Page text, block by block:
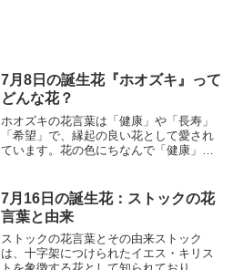
7月8日の誕生花『ホオズキ』って
どんな花？
ホオズキの花言葉は「健康」や「長寿」
「希望」で、縁起の良い花として愛され
ています。花の色にちなんで「健康」と
という花言葉が付いたという説がありま
す。ホオズキには、いくつかの由来があ
ります。よく知られているのは、ホオズ
キの赤い実が人の頭を連想させることか
ら、「火凡草（ひおうそくさ）」と呼ば
れ、これが「ホオズキ」に変化したとい
7月16日の誕生花：ストックの花
言葉と由来
ストックの花言葉とその由来ストック
は、十字架につけられたイエス・キリス